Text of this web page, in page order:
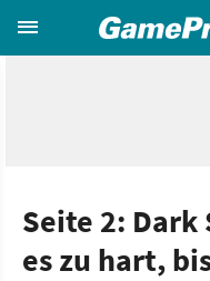
Seite 2: Dark
es zu hart,